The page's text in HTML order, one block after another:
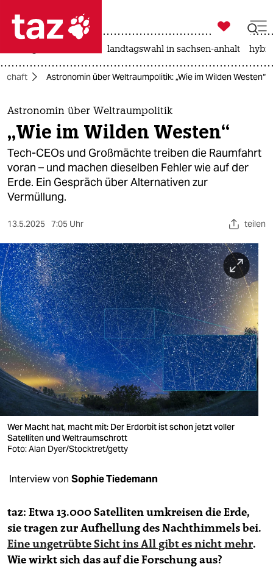
 taz zahl ich
taz zahl ich
themen
politik
öko
gesellschaft
kultur
sport
berlin
nord
wahrheit
verlag
verlag
veranstaltungen
shop
fragen & hilfe
unterstützen
genossenschaft
epaper login

taz zahl ich
landtagswahl in sachsen-anhalt
Astronomin über Weltraumpolitik: „Wie im Wilden Westen“
Astronomin über Weltraumpolitik
„Wie im Wilden Westen“
Tech-CEOs und Großmächte treiben die Raumfahrt
voran – und machen dieselben Fehler wie auf der
Erde. Ein Gespräch über Alternativen zur
Vermüllung.
13.5.2025 7:05 Uhr teilen
Wer Macht hat, macht mit: Der Erdorbit ist schon jetzt voller
Satelliten und Weltraumschrott
Foto: Alan Dyer/Stocktret/getty
Interview von Sophie Tiedemann
taz: Etwa 13.000 Satelliten umkreisen die Erde,
sie tragen zur Aufhellung des Nachthimmels bei.
Eine ungetrübte Sicht ins All gibt es nicht mehr.
Wie wirkt sich das auf die Forschung aus?